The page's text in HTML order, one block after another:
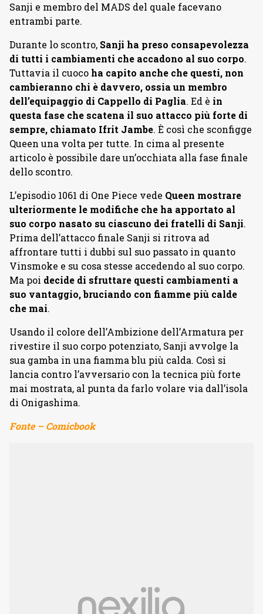
Sanji e membro del MADS del quale facevano
entrambi parte.
Durante lo scontro, Sanji ha preso consapevolezza
di tutti i cambiamenti che accadono al suo corpo.
Tuttavia il cuoco ha capito anche che questi, non
cambieranno chi è davvero, ossia un membro
dell’equipaggio di Cappello di Paglia. Ed è in
questa fase che scatena il suo attacco più forte di
sempre, chiamato Ifrit Jambe. È così che sconfigge
Queen una volta per tutte. In cima al presente
articolo è possibile dare un’occhiata alla fase finale
dello scontro.
L’episodio 1061 di One Piece vede Queen mostrare
ulteriormente le modifiche che ha apportato al
suo corpo nasato su ciascuno dei fratelli di Sanji.
Prima dell’attacco finale Sanji si ritrova ad
affrontare tutti i dubbi sul suo passato in quanto
Vinsmoke e su cosa stesse accedendo al suo corpo.
Ma poi decide di sfruttare questi cambiamenti a
suo vantaggio, bruciando con fiamme più calde
che mai.
Usando il colore dell’Ambizione dell’Armatura per
rivestire il suo corpo potenziato, Sanji avvolge la
sua gamba in una fiamma blu più calda. Così si
lancia contro l’avversario con la tecnica più forte
mai mostrata, al punta da farlo volare via dall’isola
di Onigashima.
Fonte – Comicbook